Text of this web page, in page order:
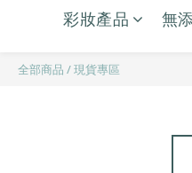
彩妝產品
無
全部商品 /現貨專區